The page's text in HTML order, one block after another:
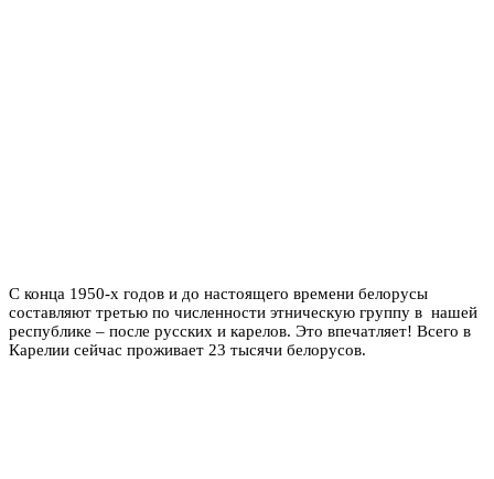
С конца 1950-х годов и до настоящего времени белорусы
составляют третью по численности этническую группу в нашей
республике – после русских и карелов. Это впечатляет! Всего в
Карелии сейчас проживает 23 тысячи белорусов.